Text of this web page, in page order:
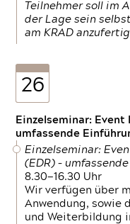
Teilnehmer soll im
der Lage sein
am KRAD
26
Einzelseminar: Event
umfassende
Einzelseminar:
(EDR) –
8.30—16.30 Uhr
Wir verfügen über
Anwendung, sowie
und Weiterbildung